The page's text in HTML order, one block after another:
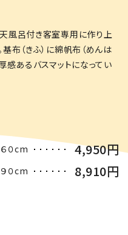
風呂付き客室専用に作り上
布（きふ）に綿帆布（めんは
感あるバスマットになってい
０cm 4,950円
０cm 8,910円